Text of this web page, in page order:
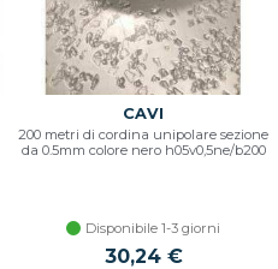
CAVI
200 metri di cordina unipolare sezione
da 0.5mm colore nero h05v0,5ne/b200
Disponibile 1-3 giorni
30,24 €